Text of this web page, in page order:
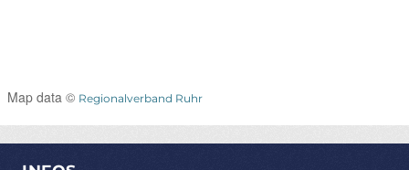
Map data © Regionalverband Ruhr